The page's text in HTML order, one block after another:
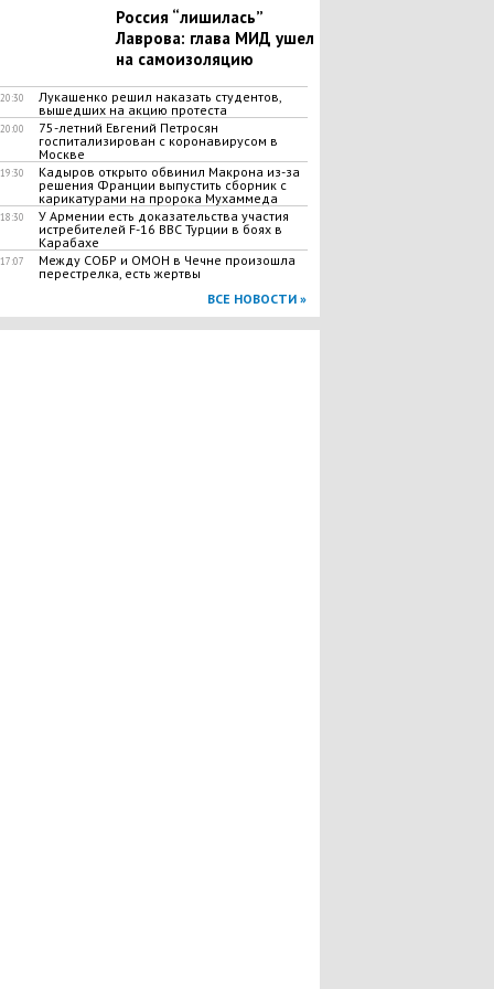
​Россия “лишилась”
Лаврова: глава МИД ушел
на самоизоляцию
20:30
​Лукашенко решил наказать студентов,
вышедших на акцию протеста
20:00
75-летний Евгений Петросян
госпитализирован с коронавирусом в
Москве
19:30
Кадыров открыто обвинил Макрона из-за
решения Франции выпустить сборник с
карикатурами на пророка Мухаммеда
18:30
​У Армении есть доказательства участия
истребителей F-16 ВВС Турции в боях в
Карабахе
17:07
Между СОБР и ОМОН в Чечне произошла
перестрелка, есть жертвы
ВСЕ НОВОСТИ »